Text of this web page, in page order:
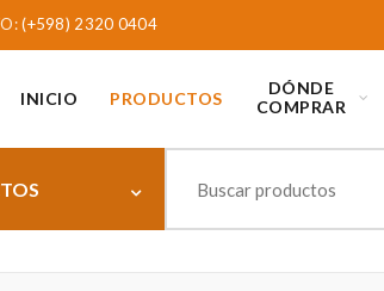
(+598) 2320 0404
INICIO PRODUCTOS
DÓNDE
COMPRAR